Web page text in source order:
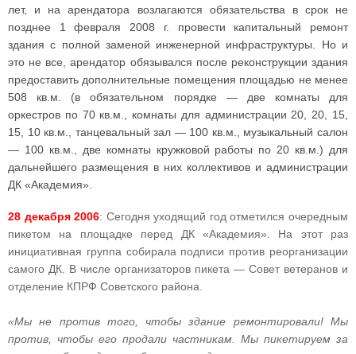
лет, и на арендатора возлагаются обязательства в срок не
позднее 1 февраля 2008 г. провести капитальный ремонт
здания с полной заменой инженерной инфраструктуры. Но и
это не все, арендатор обязывался после реконструкции здания
предоставить дополнительные помещения площадью не менее
508 кв.м. (в обязательном порядке — две комнаты для
оркестров по 70 кв.м., комнаты для администрации 20, 20, 15,
15, 10 кв.м., танцевальный зал — 100 кв.м., музыкальный салон
— 100 кв.м., две комнаты кружковой работы по 20 кв.м.) для
дальнейшего размещения в них коллективов и администрации
ДК «Академия».
28 декабря 2006: Сегодня уходящий год отметился очередным
пикетом на площадке перед ДК «Академия». На этот раз
инициативная группа собирала подписи против реорганизации
самого ДК. В числе организаторов пикета — Совет ветеранов и
отделение КПРФ Советского района.
«Мы не против того, чтобы здание ремонтировали! Мы
против, чтобы его продали частникам. Мы пикетируем за